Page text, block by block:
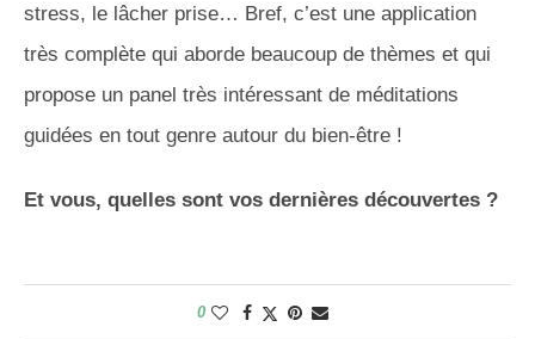
stress, le lâcher prise… Bref, c’est une application
très complète qui aborde beaucoup de thèmes et qui
propose un panel très intéressant de méditations
guidées en tout genre autour du bien-être !
Et vous, quelles sont vos dernières découvertes ?
0